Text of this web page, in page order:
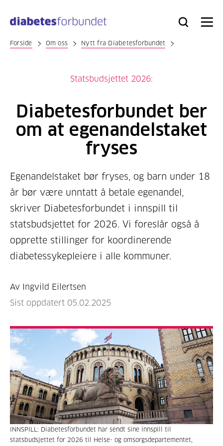
hovedinnhold
Bli
Logg
Søk Meny
Forside Om oss Nytt fra Diabetesforbundet
Statsbudsjettet 2026:
Diabetesforbundet ber
om at egenandelstaket
fryses
Egenandelstaket bør fryses, og barn under 18
år bør være unntatt å betale egenandel,
skriver Diabetesforbundet i innspill til
statsbudsjettet for 2026. Vi foreslår også å
opprette stillinger for koordinerende
diabetessykepleiere i alle kommuner.
Av Ingvild Eilertsen
Sist oppdatert 05.02.2025
INNSPILL: Diabetesforbundet har sendt sine innspill til
statsbudsjettet for 2026 til Helse- og omsorgsdepartementet,